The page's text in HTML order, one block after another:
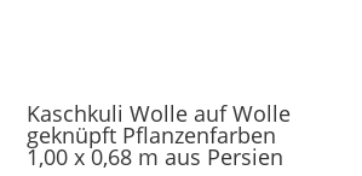
Kaschkuli Wolle auf Wolle
geknüpft Pflanzenfarben
1,00 x 0,68 m aus Persien